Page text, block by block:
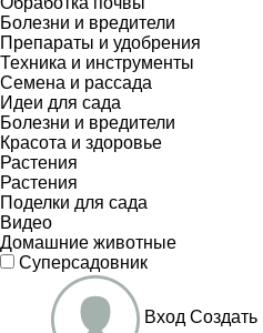
Болезни и вредители
Препараты и удобрения
Техника и инструменты
Семена и рассада
Идеи для сада
Болезни и вредители
Красота и здоровье
Растения
Растения
Поделки для сада
Видео
Домашние животные
Суперсадовник
Вход Создать